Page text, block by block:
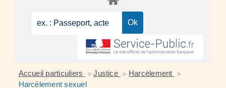
Accueil particuliers > Justice > Harcèlement >
Harcèlement sexuel